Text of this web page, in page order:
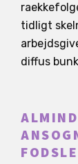
tidligt
diffus